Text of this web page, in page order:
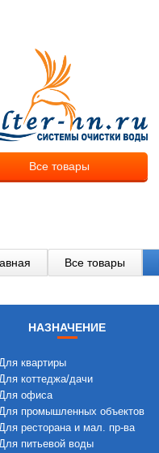
Все товары
Все товары
НАЗНАЧЕНИЕ
квартиры
коттеджа/дачи
офиса
промышленных объектов
ресторана и мал. пр-ва
питьевой воды